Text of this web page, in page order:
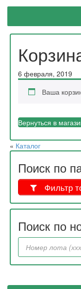
6 февраля, 2019
Ваша
Вернуться в
« Каталог
Поиск по
Фильтр
Поиск по